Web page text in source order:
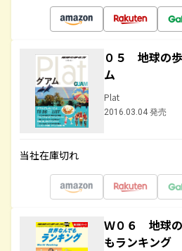
０５ 地球の
ム
Plat
2016.03.04 発売
当社在庫切れ
Ｗ０６ 地球の
もランキング